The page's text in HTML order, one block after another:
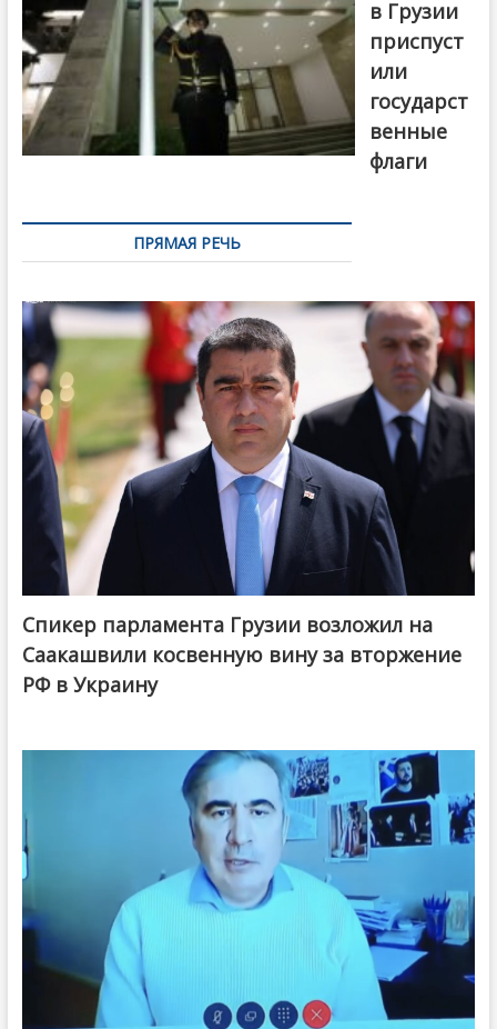
в Грузии
приспуст
или
государст
венные
флаги
ПРЯМАЯ РЕЧЬ
Спикер парламента Грузии возложил на
Саакашвили косвенную вину за вторжение
РФ в Украину